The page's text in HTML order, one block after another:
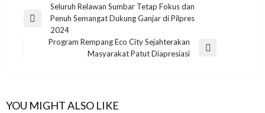
navigation
Previous
Seluruh Relawan Sumbar Tetap Fokus dan
Penuh Semangat Dukung Ganjar di Pilpres
2024
Program Rempang Eco City Sejahterakan
Masyarakat Patut Diapresiasi
YOU MIGHT ALSO LIKE